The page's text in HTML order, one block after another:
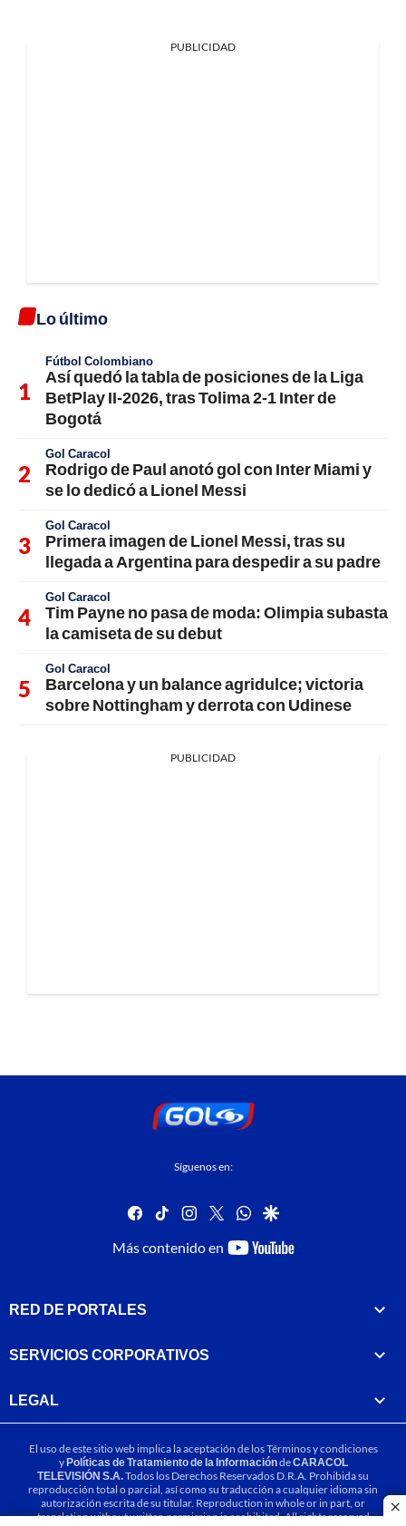
PUBLICIDAD
Lo último
Fútbol Colombiano
Así quedó la tabla de posiciones de la Liga
BetPlay II-2026, tras Tolima 2-1 Inter de
Bogotá
Gol Caracol
Rodrigo de Paul anotó gol con Inter Miami y
se lo dedicó a Lionel Messi
Gol Caracol
Primera imagen de Lionel Messi, tras su
llegada a Argentina para despedir a su padre
Gol Caracol
Tim Payne no pasa de moda: Olimpia subasta
la camiseta de su debut
Gol Caracol
Barcelona y un balance agridulce; victoria
sobre Nottingham y derrota con Udinese
PUBLICIDAD
Síguenos en:
facebook
tiktok instagram
twitterwhatsapp
google
Más contenido en
youtube-
RED DE PORTALES
SERVICIOS CORPORATIVOS
LEGAL
El uso de este sitio web implica la aceptación de losTérminos y condiciones
yPolíticas de Tratamiento de la InformacióndeCARACOL
TELEVISIÓN S.A.Todos los Derechos Reservados D.R.A. Prohibida su
reproducción total o parcial, así como su traducción a cualquier idioma sin
autorización escrita de su titular. Reproduction in whole or in part, or
translation without written permission is prohibited. All rights reserved